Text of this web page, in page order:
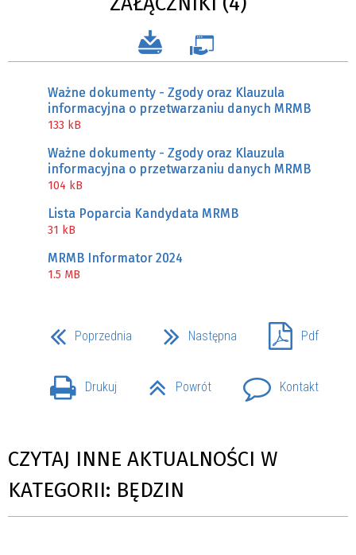
Ważne dokumenty - Zgody oraz Klauzula
informacyjna o przetwarzaniu danych MRMB
133 kB
Ważne dokumenty - Zgody oraz Klauzula
informacyjna o przetwarzaniu danych MRMB
104 kB
Lista Poparcia Kandydata MRMB
31 kB
MRMB Informator 2024
1.5 MB
Poprzednia Następna Pdf
Drukuj Powrót Kontakt
CZYTAJ INNE AKTUALNOŚCI W
KATEGORII: BĘDZIN